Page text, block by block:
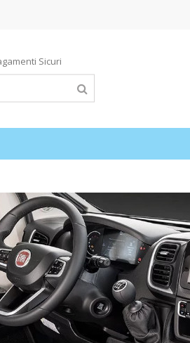
Sicuri